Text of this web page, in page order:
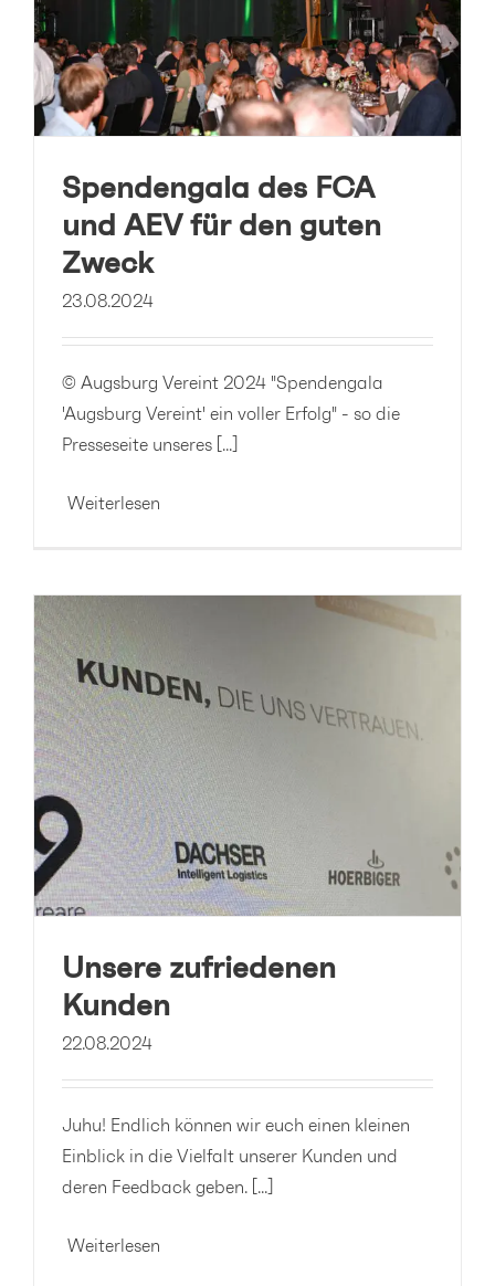
Spendengala des FCA
und AEV für den guten
Zweck
23.08.2024
© Augsburg Vereint 2024 "Spendengala
'Augsburg Vereint' ein voller Erfolg" - so die
Presseseite unseres [...]
Weiterlesen
Unsere zufriedenen
Kunden
22.08.2024
Juhu! Endlich können wir euch einen kleinen
Einblick in die Vielfalt unserer Kunden und
deren Feedback geben. [...]
Weiterlesen